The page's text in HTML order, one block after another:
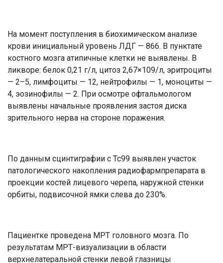
На момент поступления в биохимическом анализе
крови инициальный уровень ЛДГ — 866. В пунктате
костного мозга атипичные клетки не выявлены. В
ликворе: белок 0,21 г/л, цитоз 2,67×109/л, эритроциты
— 2–5, лимфоциты — 12, нейтрофилы — 1, моноциты —
4, эозинофилы — 2. При осмотре офтальмологом
выявлены начальные проявления застоя диска
зрительного нерва на стороне поражения.
По данным сцинтиграфии с Тс99 выявлен участок
патологического накопления радиофармпрепарата в
проекции костей лицевого черепа, наружной стенки
орбиты, подвисочной ямки слева до 230%.
Пациентке проведена МРТ головного мозга. По
результатам МРТ-визуализации в области
верхнелатеральной стенки левой глазницы